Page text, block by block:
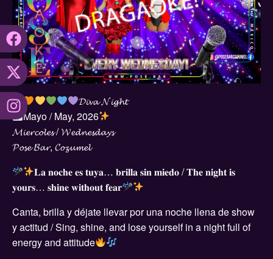
𝓓𝓲𝓿𝓪 𝓝𝓲𝓰𝓱𝓽
Mayo / May, 2026
𝓜𝓲𝓮𝓻𝓬𝓸𝓵𝓮𝓼 / 𝓦𝓮𝓭𝓷𝓮𝓼𝓭𝓪𝔂𝓼
𝓟𝓸𝓼𝓮 𝓑𝓪𝓻, 𝓒𝓸𝔃𝓾𝓶𝓮𝓵
𝐋𝐚 𝐧𝐨𝐜𝐡𝐞 𝐞𝐬 𝐭𝐮𝐲𝐚… 𝐛𝐫𝐢𝐥𝐥𝐚 𝐬𝐢𝐧 𝐦𝐢𝐞𝐝𝐨 / 𝐓𝐡𝐞 𝐧𝐢𝐠𝐡𝐭 𝐢𝐬
𝐲𝐨𝐮𝐫𝐬… 𝐬𝐡𝐢𝐧𝐞 𝐰𝐢𝐭𝐡𝐨𝐮𝐭 𝐟𝐞𝐚𝐫
Canta, brilla y déjate llevar por una noche llena de show
y actitud / Sing, shine, and lose yourself in a night full of
energy and attitude